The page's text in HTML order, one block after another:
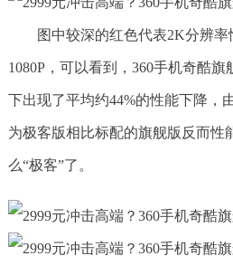
图中较深的红色代表2K分辨
1080P，可以看到，360手机奇酷
下出现了平均约44%的性能下降，
为极客版相比标配的旗舰版反而性
么“极客”了。